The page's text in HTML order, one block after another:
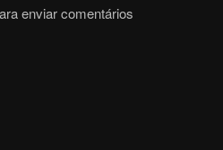
enviar comentários